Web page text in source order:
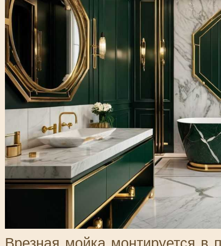
Врезная мойка монтируется в